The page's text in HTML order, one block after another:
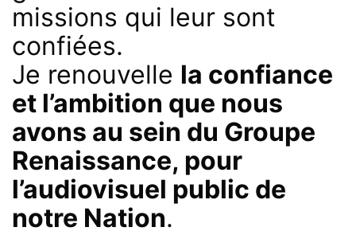
missions qui leur sont
confiées.
Je renouvelle la confiance
et l’ambition que nous
avons au sein du Groupe
Renaissance, pour
l’audiovisuel public de
notre Nation.